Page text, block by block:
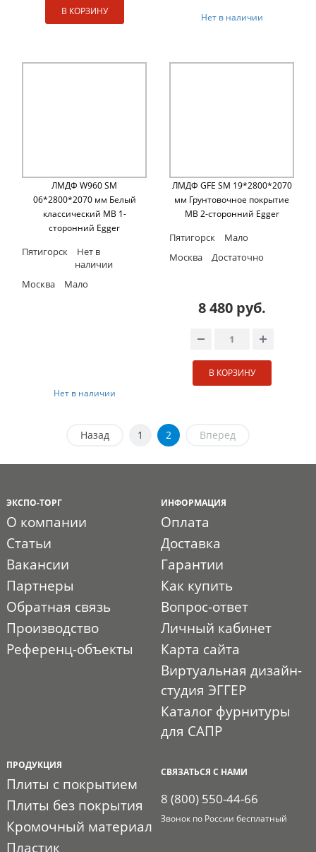
В КОРЗИНУ
Нет в наличии
ЛМДФ W960 SM
06*2800*2070 мм Белый
классический MB 1-
сторонний Egger
Пятигорск
Нет в
наличии
Москва
Мало
Нет в наличии
ЛМДФ GFE SM 19*2800*2070
мм Грунтовочное покрытие
MB 2-сторонний Egger
Пятигорск
Мало
Москва
Достаточно
8 480 руб.
В КОРЗИНУ
Назад 1 2 Вперед
ЭКСПО-ТОРГ
О компании
Статьи
Вакансии
Партнеры
Обратная связь
Производство
Референц-объекты
ИНФОРМАЦИЯ
Оплата
Доставка
Гарантии
Как купить
Вопрос-ответ
Личный кабинет
Карта сайта
Виртуальная дизайн-
студия ЭГГЕР
Каталог фурнитуры
для САПР
ПРОДУКЦИЯ
Плиты с покрытием
Плиты без покрытия
Кромочный материал
Пластик
СВЯЗАТЬСЯ С НАМИ
8 (800) 550-44-66
Звонок по России бесплатный